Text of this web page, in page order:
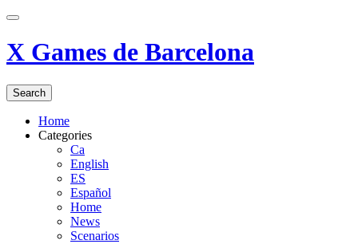
X Games de Barcelona
Search
Home
Categories
Ca
English
ES
Español
Home
News
Scenarios